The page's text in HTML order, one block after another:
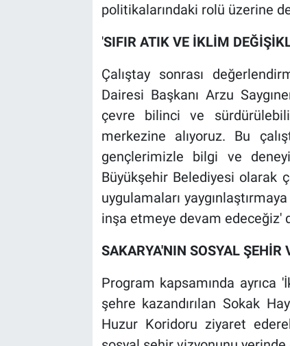
politikalarındaki rolü üzerine
'SIFIR ATIK VE İKLİM
Çalıştay sonrası
Dairesi Başkanı Arzu
çevre bilinci ve sürdürülebilir
merkezine alıyoruz. Bu
gençlerimizle bilgi ve
Büyükşehir Belediyesi olarak
uygulamaları
inşa etmeye devam edeceğiz'
SAKARYA'NIN SOSYAL ŞEHİR
Program kapsamında ayrıca
şehre kazandırılan Sokak
Huzur Koridoru ziyaret